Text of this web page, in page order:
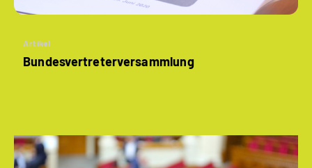
Artikel
Bundesvertreter­versammlung